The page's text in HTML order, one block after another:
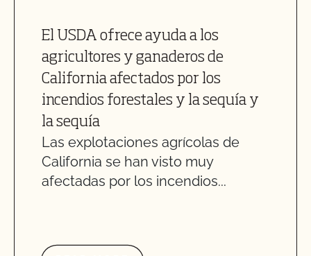
El USDA ofrece ayuda a los
agricultores y ganaderos de
California afectados por los
incendios forestales y la sequía y
la sequía
Las explotaciones agrícolas de
California se han visto muy
afectadas por los incendios...